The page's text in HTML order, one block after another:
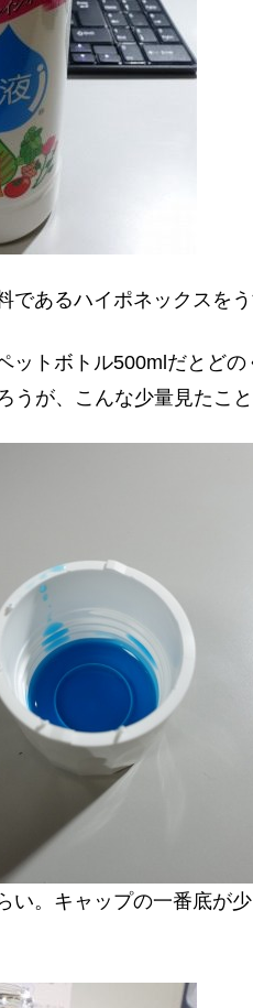
であるハイポネックスをう
ットボトル500mlだとど
うが、こんな少量見たこ
い。キャップの一番底が